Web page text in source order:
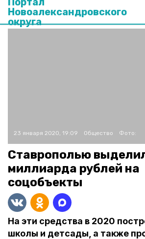
Новоалександровского
округа
23 января 2020, 19:09 Общество Фото:
Ставрополью
миллиарда рублей на
соцобъекты
На эти средства в 2020
школы и детсады, а также